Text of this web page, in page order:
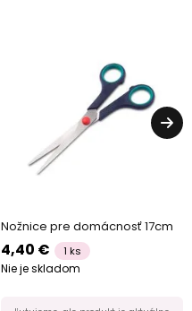
Nožnice pre domácnosť 17cm
4,40 € 1 ks
Nie je skladom